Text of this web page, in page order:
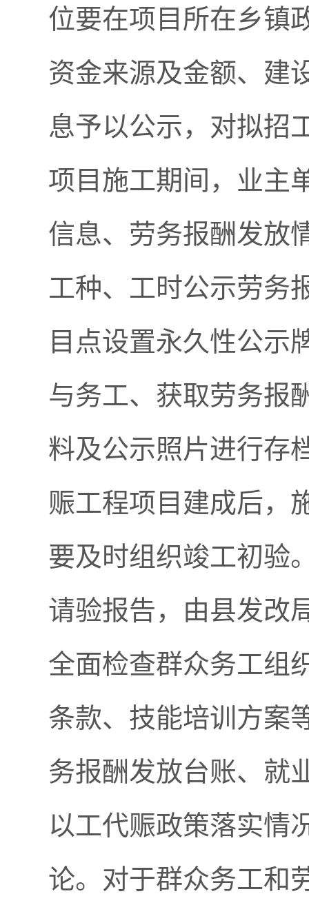
位要在项目所在乡镇
资金来源及金额、建
息予以公示，对拟招
项目施工期间，业主
信息、劳务报酬发放
工种、工时公示劳务
目点设置永久性公示
与务工、获取劳务报
料及公示照片进行存
赈工程项目建成后，
要及时组织竣工初验
请验报告，由县发改
全面检查群众务工组
条款、技能培训方案
务报酬发放台账、就
以工代赈政策落实情
论。对于群众务工和